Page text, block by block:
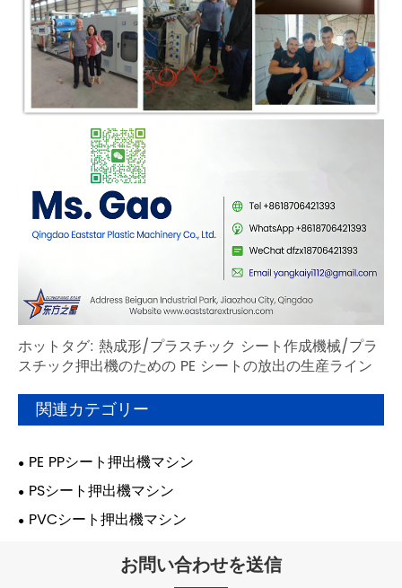
ホットタグ: 熱成形/プラスチック シート作成機械/プラ
スチック押出機のための PE シートの放出の生産ライン
関連カテゴリー
PE PPシート押出機マシン
PSシート押出機マシン
PVCシート押出機マシン
お問い合わせを送信